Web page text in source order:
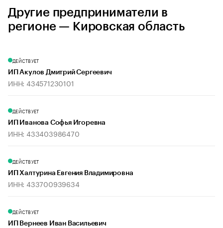
Другие предприниматели в
регионе — Кировская область
ДЕЙСТВУЕТ
ИП Акулов Дмитрий Сергеевич
ИНН: 434571230101
ДЕЙСТВУЕТ
ИП Иванова Софья Игоревна
ИНН: 433403986470
ДЕЙСТВУЕТ
ИП Халтурина Евгения Владимировна
ИНН: 433700939634
ДЕЙСТВУЕТ
ИП Вернеев Иван Васильевич